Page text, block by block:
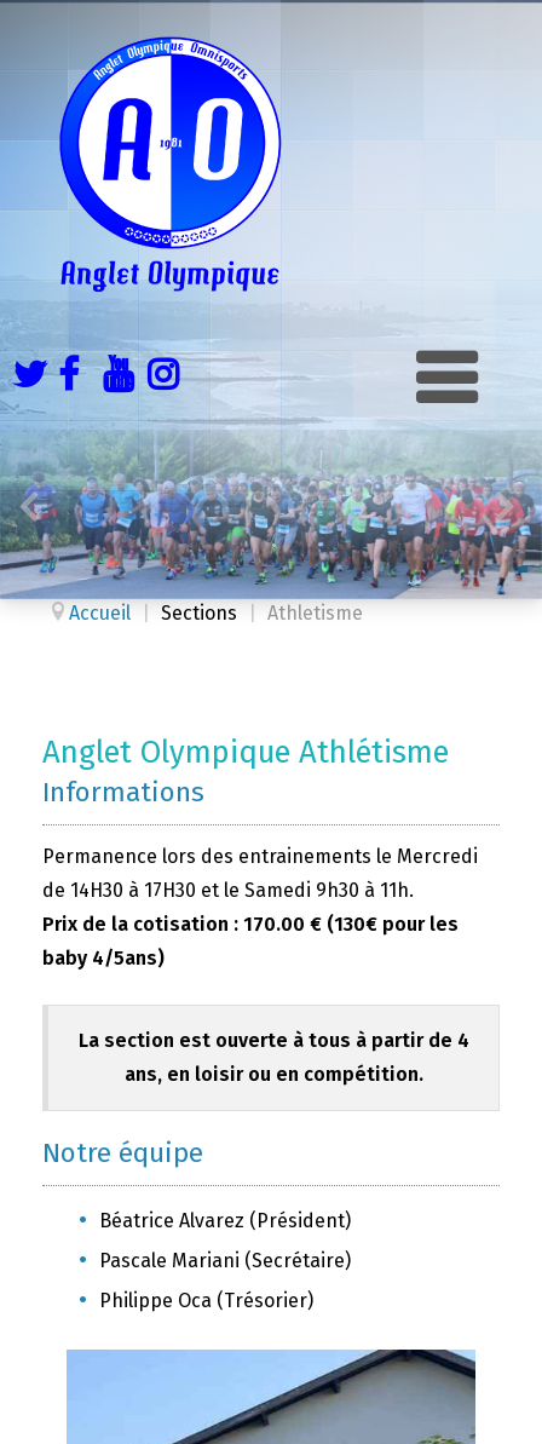
Accueil Sections Athletisme
Anglet Olympique Athlétisme
Informations
Permanence lors des entrainements le Mercredi
de 14H30 à 17H30 et le Samedi 9h30 à 11h.
Prix de la cotisation : 170.00 € (130€ pour les
baby 4/5ans)
La section est ouverte à tous à partir de 4
ans, en loisir ou en compétition.
Notre équipe
Béatrice Alvarez (Président)
Pascale Mariani (Secrétaire)
Philippe Oca (Trésorier)